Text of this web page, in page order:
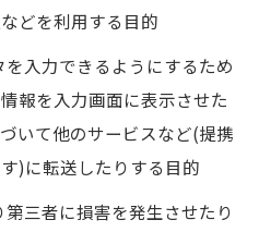
どを利用する目的
入力できるようにするため
報を入力画面に表示させた
いて他のサービスなど(提携
)に転送したりする目的
三者に損害を発生させたり